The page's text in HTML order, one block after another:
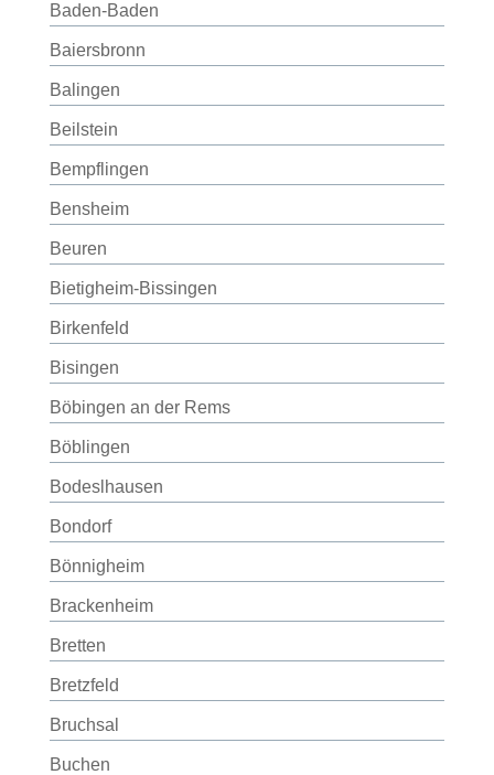
Baden-Baden
Baiersbronn
Balingen
Beilstein
Bempflingen
Bensheim
Beuren
Bietigheim-Bissingen
Birkenfeld
Bisingen
Böbingen an der Rems
Böblingen
Bodeslhausen
Bondorf
Bönnigheim
Brackenheim
Bretten
Bretzfeld
Bruchsal
Buchen